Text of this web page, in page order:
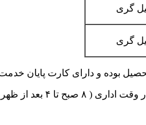
گری
گری
بوده و دارای کارت پایان خدمت